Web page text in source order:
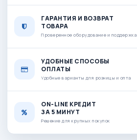
ГАРАНТИЯ И ВОЗВРАТ
ТОВАРА
Проверенное оборудование и поддержка
УДОБНЫЕ СПОСОБЫ
ОПЛАТЫ
Удобные варианты для розницы и опта
ON-LINE КРЕДИТ
ЗА 5 МИНУТ
Решение для крупных покупок